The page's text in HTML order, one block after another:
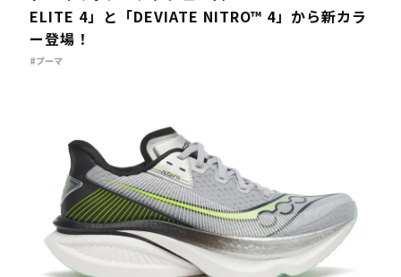
ELITE 4」と「DEVIATE NITRO™ 4」から新カラ
ー登場！
#プーマ